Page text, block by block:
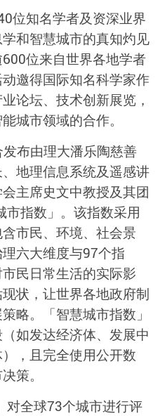
位知名学者及资深业界
和智慧城市的真知灼见
600位来自世界各地学者
邀得国际知名科学家作
论坛、技术创新展览，
城市领域的合作。
发布由理大潘乐陶慈善
地理信息系统及遥感讲
主席史文中教授及其团
市指数」。该指数采用
市民、环境、社会景
六大维度与97个指
民日常生活的实际影
状，让世界各地政府制
略。「智慧城市指数」
如发达经济体、发展中
，且完全使用公开数
策。
对全球73个城市进行评